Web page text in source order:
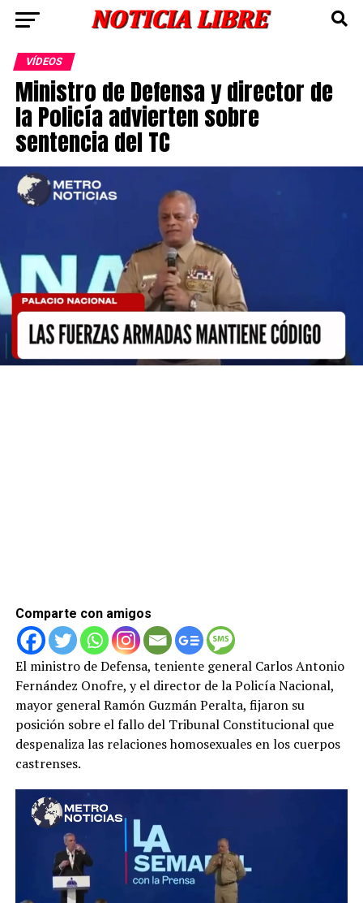
VÍDEOS
Ministro de Defensa y director de
la Policía advierten sobre
sentencia del TC
Comparte con amigos
El ministro de Defensa, teniente general Carlos Antonio
Fernández Onofre, y el director de la Policía Nacional,
mayor general Ramón Guzmán Peralta, fijaron su
posición sobre el fallo del Tribunal Constitucional que
despenaliza las relaciones homosexuales en los cuerpos
castrenses.